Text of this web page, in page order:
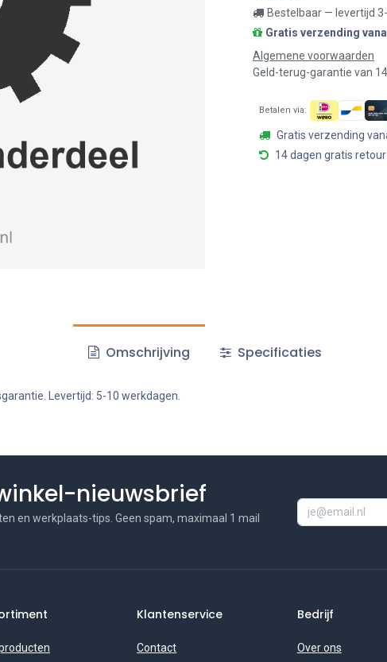
Bestelbaar — levertijd
Gratis verzending
Algemene voorwaarden
Geld-terug-garantie van
Betalen via:
Gratis verzending
14 dagen gratis retour
Omschrijving Specificaties
Levertijd: 5-10 werkdagen.
nieuwsbrief
en werkplaats-tips. Geen spam, maximaal 1 mail
Klantenservice
Contact
Bedrijf
Over ons